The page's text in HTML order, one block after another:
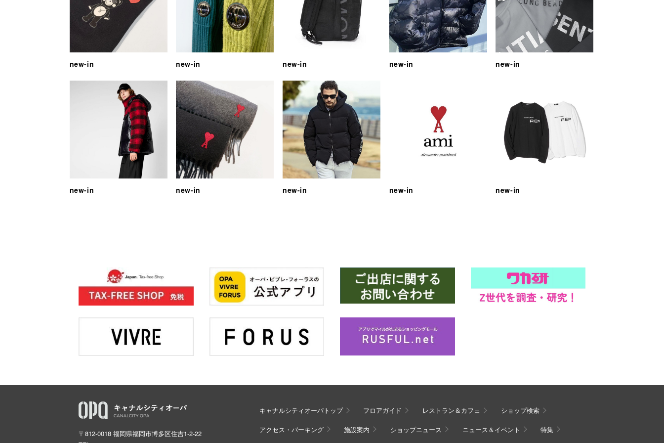
new-in new-in new-in new-in new-in
new-in new-in new-in new-in new-in
〒812-0018 福岡県福岡市博多区住吉1-2-22
キャナルシティオーパトップ フロアガイド レストラン＆カフェ ショップ検索
アクセス・パーキング 施設案内 ショップニュース ニュース＆イベント 特集